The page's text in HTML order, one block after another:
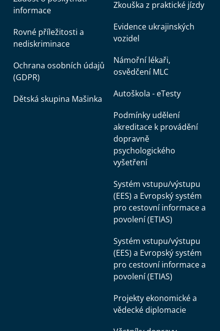
informace
Rovné příležitosti a
nediskriminace
Ochrana osobních údajů
(GDPR)
Dětská skupina Mašinka
Zkouška z praktické jízdy
Evidence ukrajinských
vozidel
Námořní lékaři,
osvědčení MLC
Autoškola - eTesty
Podmínky udělení
akreditace k provádění
dopravně
psychologického
vyšetření
Systém vstupu/výstupu
(EES) a Evropský systém
pro cestovní informace a
povolení (ETIAS)
Systém vstupu/výstupu
(EES) a Evropský systém
pro cestovní informace a
povolení (ETIAS)
Projekty ekonomické a
vědecké diplomacie